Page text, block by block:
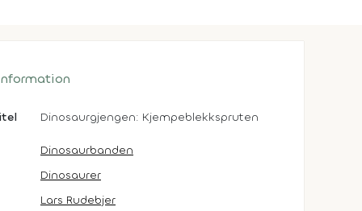
Dinosaurgjengen: Kjempeblekkspruten
Dinosaurbanden
Dinosaurer
Lars Rudebjer